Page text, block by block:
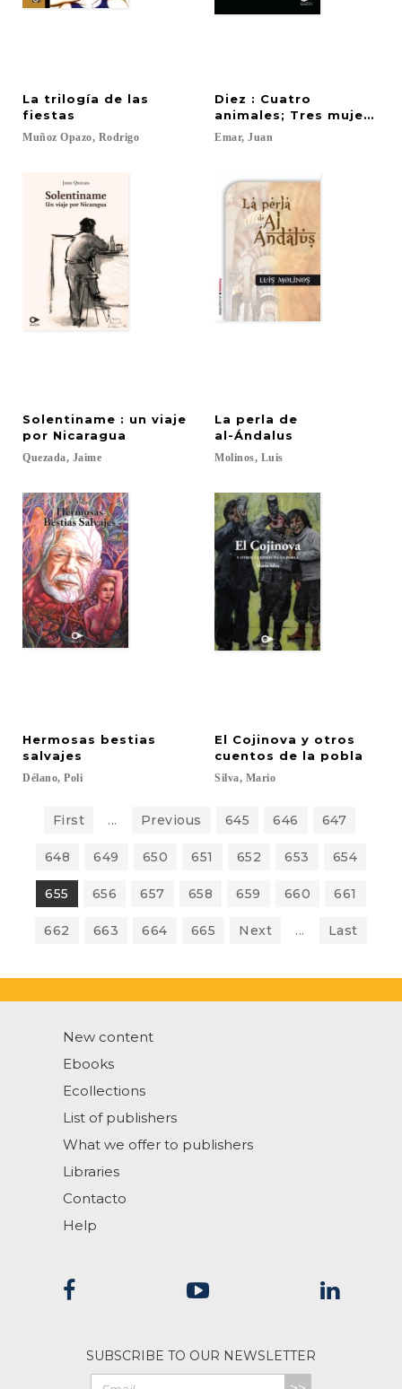
La trilogía de las
fiestas
Muñoz Opazo, Rodrigo
Diez : Cuatro
animales; Tres mujeres;
Emar, Juan
Solentiname : un viaje
por Nicaragua
Quezada, Jaime
La perla de
al-Ándalus
Molinos, Luis
Hermosas bestias
salvajes
Délano, Poli
El Cojinova y otros
cuentos de la pobla
Silva, Mario
First ... Previous 645 646 647
648 649 650 651 652 653 654
655 656 657 658 659 660 661
662 663 664 665 Next ... Last
New content
Ebooks
Ecollections
List of publishers
What we offer to publishers
Libraries
Contacto
Help
SUBSCRIBE TO OUR NEWSLETTER